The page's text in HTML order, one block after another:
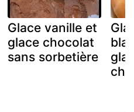
Glace vanille et
glace chocolat
sans sorbetière